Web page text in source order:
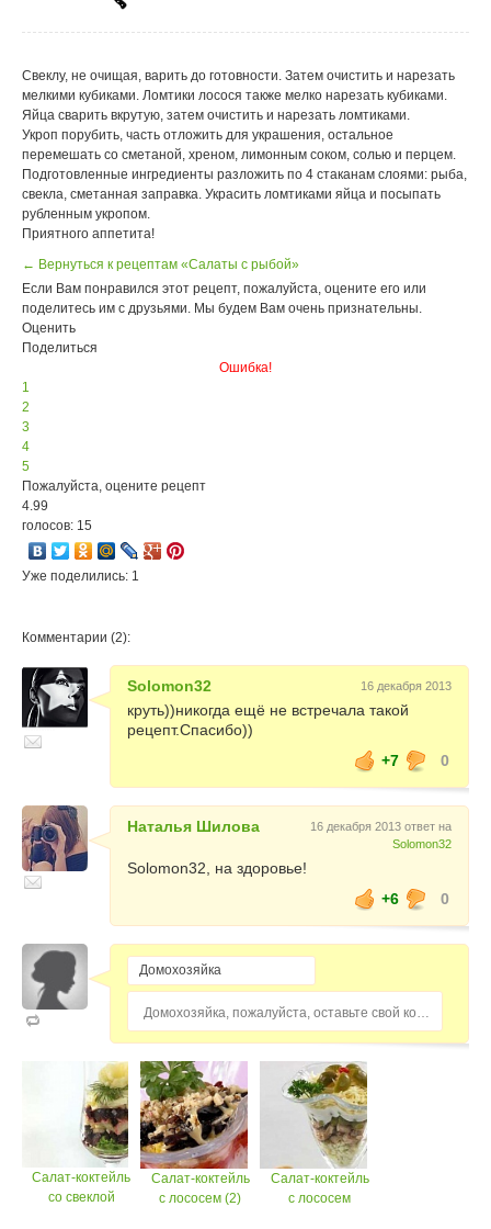
Свеклу, не очищая, варить до готовности. Затем очистить и нарезать
мелкими кубиками. Ломтики лосося также мелко нарезать кубиками.
Яйца сварить вкрутую, затем очистить и нарезать ломтиками.
Укроп порубить, часть отложить для украшения, остальное
перемешать со сметаной, хреном, лимонным соком, солью и перцем.
Подготовленные ингредиенты разложить по 4 стаканам слоями: рыба,
свекла, сметанная заправка. Украсить ломтиками яйца и посыпать
рубленным укропом.
Приятного аппетита!
← Вернуться к рецептам «Салаты с рыбой»
Если Вам понравился этот рецепт, пожалуйста, оцените его или
поделитесь им с друзьями. Мы будем Вам очень признательны.
Оценить
Поделиться
Ошибка!
1
2
3
4
5
Пожалуйста, оцените рецепт
4.99
голосов: 15
Уже поделились: 1
Комментарии (2):
Solomon32 16 декабря 2013
круть))никогда ещё не встречала такой
рецепт.Спасибо))
+7
0
Наталья Шилова
16 декабря 2013 ответ на
Solomon32
Solomon32, на здоровье!
+6
0
Салат-коктейль
со свеклой
Салат-коктейль
с лососем (2)
Салат-коктейль
с лососем